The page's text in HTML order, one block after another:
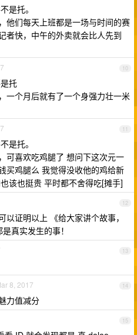
是托。
他们每天上班都是一场与时间的赛
者快，中午的外卖就会比人先到
10
托
一个月后就有了一个身强力壮一米
11
是托。
可喜欢吃鸡腿了 想问下这次元一
买鸡腿么 我觉得没收他的鸡给新
该也挺贵 平时都不舍得吃[摊手]
12
证明以上 《给大家讲个故事，
真实发生的事！
13
14
8, 2017
力值减分
15